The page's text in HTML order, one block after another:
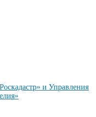
и Управления